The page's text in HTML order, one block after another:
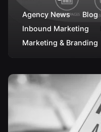
Agency News Blog
Inbound Marketing
Marketing & Branding
Posted by
Walter Carvajal